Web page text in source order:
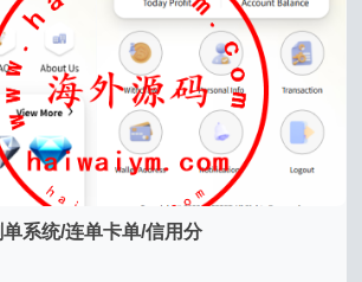
系统/连单卡单/信用分